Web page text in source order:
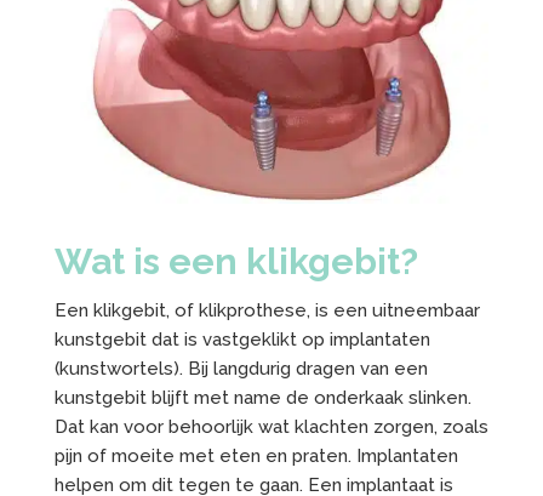
Wat is een klikgebit?
Een klikgebit, of klikprothese, is een uitneembaar
kunstgebit dat is vastgeklikt op implantaten
(kunstwortels). Bij langdurig dragen van een
kunstgebit blijft met name de onderkaak slinken.
Dat kan voor behoorlijk wat klachten zorgen, zoals
pijn of moeite met eten en praten. Implantaten
helpen om dit tegen te gaan. Een implantaat is